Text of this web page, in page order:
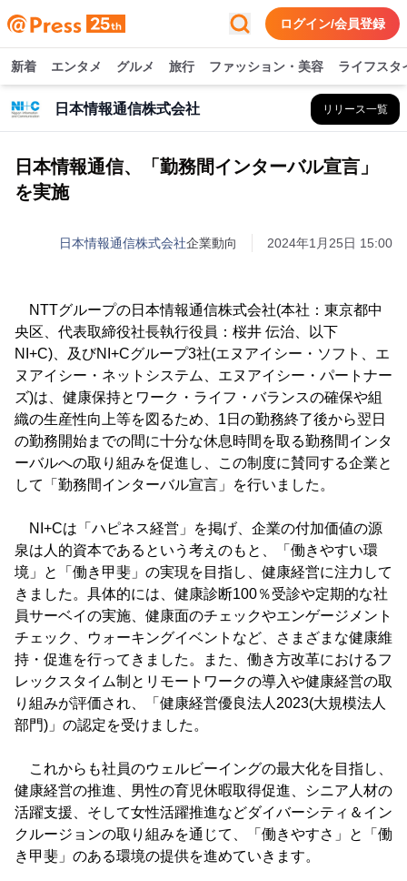
ログイン/会員登録
新着 エンタメ グルメ 旅行 ファッション・美容 ライフスタ
日本情報通信株式会社 リリース一覧
日本情報通信、「勤務間インターバル宣言」
を実施
日本情報通信株式会社企業動向 2024年1月25日 15:00
NTTグループの日本情報通信株式会社(本社：東京都中
央区、代表取締役社長執行役員：桜井 伝治、以下
NI+C)、及びNI+Cグループ3社(エヌアイシー・ソフト、エ
ヌアイシー・ネットシステム、エヌアイシー・パートナー
ズ)は、健康保持とワーク・ライフ・バランスの確保や組
織の生産性向上等を図るため、1日の勤務終了後から翌日
の勤務開始までの間に十分な休息時間を取る勤務間インタ
ーバルへの取り組みを促進し、この制度に賛同する企業と
して「勤務間インターバル宣言」を行いました。
NI+Cは「ハピネス経営」を掲げ、企業の付加価値の源
泉は人的資本であるという考えのもと、「働きやすい環
境」と「働き甲斐」の実現を目指し、健康経営に注力して
きました。具体的には、健康診断100％受診や定期的な社
員サーベイの実施、健康面のチェックやエンゲージメント
チェック、ウォーキングイベントなど、さまざまな健康維
持・促進を行ってきました。また、働き方改革におけるフ
レックスタイム制とリモートワークの導入や健康経営の取
り組みが評価され、「健康経営優良法人2023(大規模法人
部門)」の認定を受けました。
これからも社員のウェルビーイングの最大化を目指し、
健康経営の推進、男性の育児休暇取得促進、シニア人材の
活躍支援、そして女性活躍推進などダイバーシティ＆イン
クルージョンの取り組みを通じて、「働きやすさ」と「働
き甲斐」のある環境の提供を進めていきます。